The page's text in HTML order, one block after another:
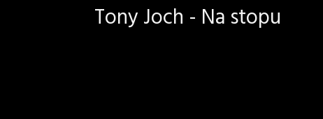
Tony Joch - Na stopu